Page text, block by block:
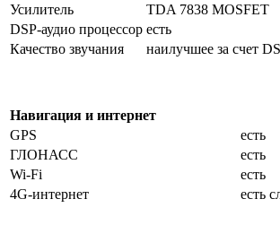
Усилитель
TDA 7838 MOSFET
DSP-аудио процессор есть
Качество звучания
наилучшее за счет
Навигация и интернет
GPS
есть
ГЛОНАСС
есть
Wi-Fi
есть
4G-интернет
есть